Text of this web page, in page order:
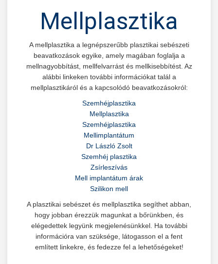
Mellplasztika
A mellplasztika a legnépszerűbb plasztikai sebészeti
beavatkozások egyike, amely magában foglalja a
mellnagyobbítást, mellfelvarrást és mellkisebbítést. Az
alábbi linkeken további információkat talál a
mellplasztikáról és a kapcsolódó beavatkozásokról:
Szemhéjplasztika
Mellplasztika
Szemhéjplasztika
Mellimplantátum
Dr László Zsolt
Szemhéj plasztika
Zsírleszívás
Mell implantátum árak
Szilikon mell
A plasztikai sebészet és mellplasztika segíthet abban,
hogy jobban érezzük magunkat a bőrünkben, és
elégedettek legyünk megjelenésünkkel. Ha további
információra van szüksége, látogasson el a fent
említett linkekre, és fedezze fel a lehetőségeket!